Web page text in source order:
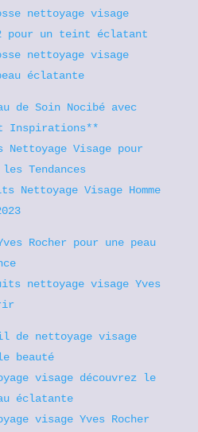
nettoyage visage
pour un teint éclatant
nettoyage visage
éclatante
de Soin Nocibé avec
Inspirations**
Visage pour
Tendances
Nettoyage Visage Homme
Rocher pour une peau
nettoyage visage Yves
de nettoyage visage
beauté
visage découvrez le
éclatante
visage Yves Rocher